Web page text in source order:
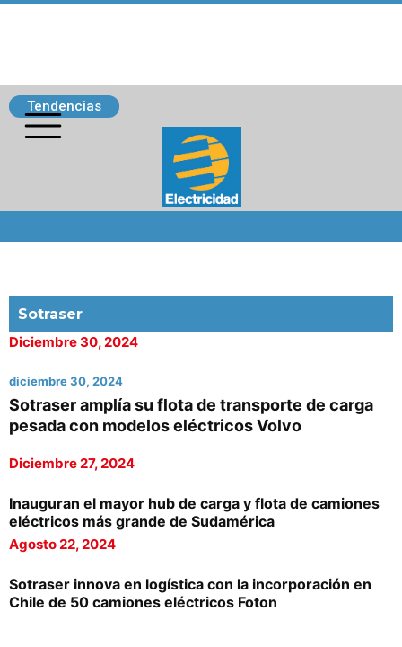
Tendencias
Sotraser
Diciembre 30, 2024
diciembre 30, 2024
Sotraser amplía su flota de transporte de carga
pesada con modelos eléctricos Volvo
Diciembre 27, 2024
Inauguran el mayor hub de carga y flota de camiones
eléctricos más grande de Sudamérica
Agosto 22, 2024
Sotraser innova en logística con la incorporación en
Chile de 50 camiones eléctricos Foton